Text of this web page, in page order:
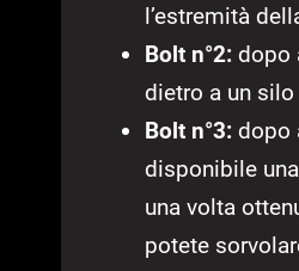
l’estremità
Bolt n°2: dopo
dietro a un
Bolt n°3: dopo
disponibile
una volta
potete